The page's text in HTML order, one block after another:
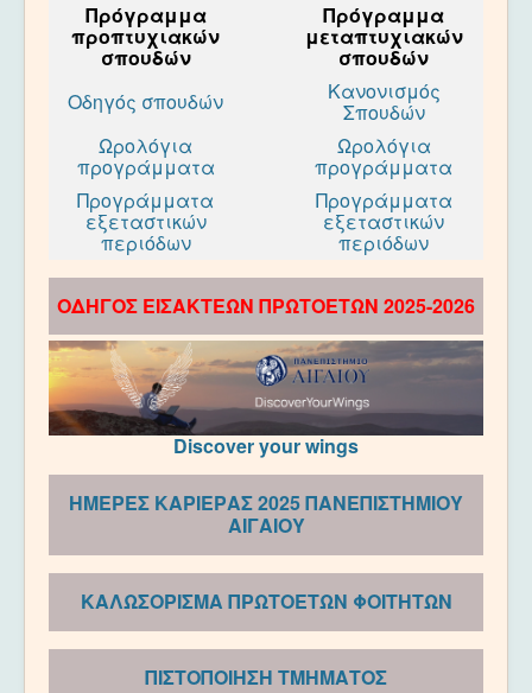
Πρόγραμμα
προπτυχιακών
σπουδών
Πρόγραμμα
μεταπτυχιακών
σπουδών
Οδηγός σπουδών
Κανονισμός
Σπουδών
Ωρολόγια
προγράμματα
Ωρολόγια
προγράμματα
Προγράμματα
εξεταστικών
περιόδων
Προγράμματα
εξεταστικών
περιόδων
ΟΔΗΓΟΣ ΕΙΣΑΚΤΕΩΝ ΠΡΩΤΟΕΤΩΝ 2025-2026
Discover your wings
ΗΜΕΡΕΣ ΚΑΡΙΕΡΑΣ 2025 ΠΑΝΕΠΙΣΤΗΜΙΟΥ
ΑΙΓΑΙΟΥ
ΚΑΛΩΣΟΡΙΣΜΑ ΠΡΩΤΟΕΤΩΝ ΦΟΙΤΗΤΩΝ
ΠΙΣΤΟΠΟΙΗΣΗ ΤΜΗΜΑΤΟΣ